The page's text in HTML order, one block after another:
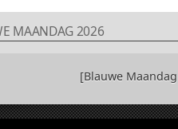
MAANDAG 2026
[Blauwe